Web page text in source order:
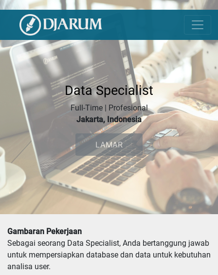
Data Specialist
Full-Time | Profesional
Jakarta, Indonesia
LAMAR
Gambaran Pekerjaan
Sebagai seorang Data Specialist, Anda bertanggung jawab
untuk mempersiapkan database dan data untuk kebutuhan
analisa user.